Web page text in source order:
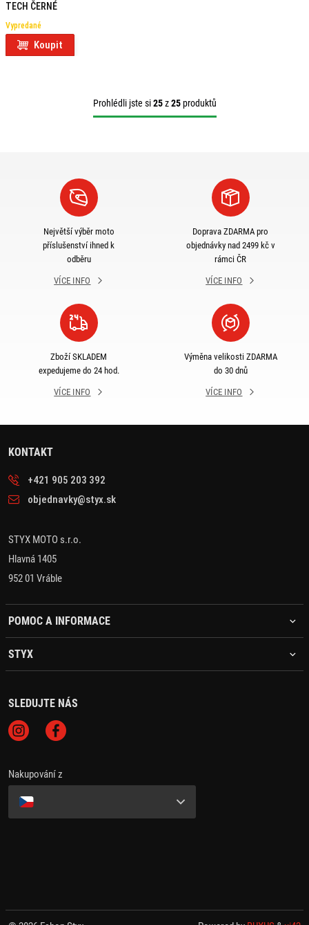
TECH ČERNÉ
Vypredané
Koupit
Prohlédli jste si25z25produktů
Největší výběr moto
příslušenství ihned k
odběru
VÍCE INFO
Doprava ZDARMA pro
objednávky nad 2499 kč v
rámci ČR
VÍCE INFO
Zboží SKLADEM
expedujeme do 24 hod.
VÍCE INFO
Výměna velikosti ZDARMA
do 30 dnů
VÍCE INFO
KONTAKT
+421 905 203 392
objednavky@styx.sk
STYX MOTO s.r.o.
Hlavná 1405
952 01 Vráble
POMOC A INFORMACE
STYX
SLEDUJTE NÁS
Nakupování z